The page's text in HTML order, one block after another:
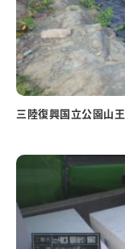
三陸復興国立公園山